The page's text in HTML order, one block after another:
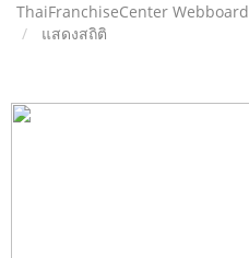
ThaiFranchiseCenter Webboard
แสดงสถิติ